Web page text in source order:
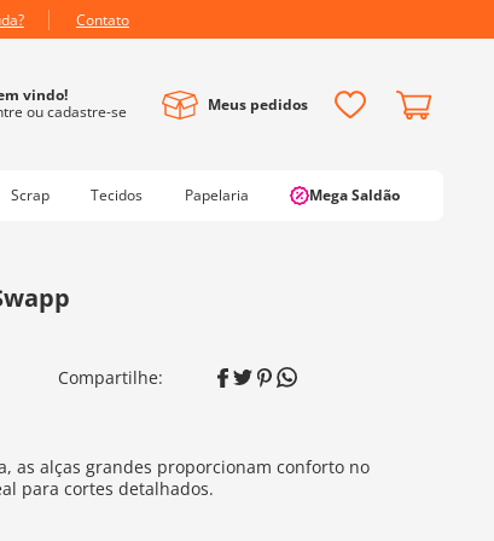
Contato
Meus pedidos
Scrap Tecidos Papelaria Mega Saldão
as alças grandes proporcionam conforto no
para cortes detalhados.